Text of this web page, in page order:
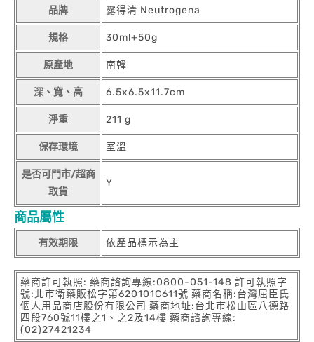
品牌 露得清 Neutrogena
規格 30ml+50g
原產地 南韓
深、寬、高 6.5x6.5x11.7cm
淨重 211 g
保存環境 室溫
是否可門市/超商
取貨
Y
商品屬性
有效期限 依產品標示為主
藥商許可執照: 藥商諮詢專線:0800-051-148 許可執照字
號:北市衛藥販松字第620101C611號 藥商名稱:台灣屈臣氏
個人用品商店股份有限公司 藥商地址:台北市松山區八德路
四段760號11樓之1、之2及14樓 藥商諮詢專線:
(02)27421234